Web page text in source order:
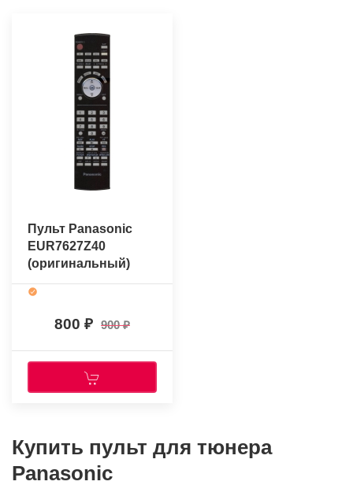
Пульт Panasonic
EUR7627Z40
(оригинальный)
800 900
Купить пульт для тюнера
Panasonic